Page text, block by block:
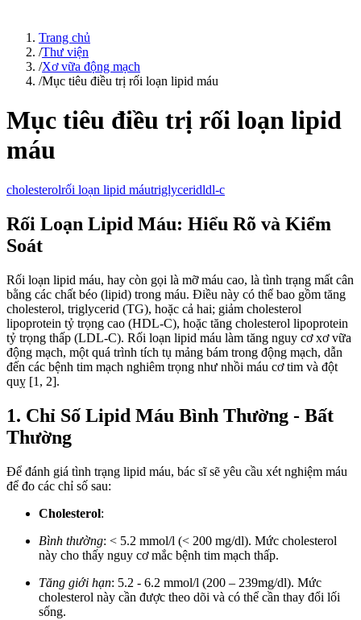
Trang chủ
/Thư viện
/Xơ vữa động mạch
/Mục tiêu điều trị rối loạn lipid máu
Mục tiêu điều trị rối loạn lipid
máu
cholesterolrối loạn lipid máutriglyceridldl-c
Rối Loạn Lipid Máu: Hiểu Rõ và Kiểm
Soát
Rối loạn lipid máu, hay còn gọi là mỡ máu cao, là tình trạng mất cân
bằng các chất béo (lipid) trong máu. Điều này có thể bao gồm tăng
cholesterol, triglycerid (TG), hoặc cả hai; giảm cholesterol
lipoprotein tỷ trọng cao (HDL-C), hoặc tăng cholesterol lipoprotein
tỷ trọng thấp (LDL-C). Rối loạn lipid máu làm tăng nguy cơ xơ vữa
động mạch, một quá trình tích tụ mảng bám trong động mạch, dẫn
đến các bệnh tim mạch nghiêm trọng như nhồi máu cơ tim và đột
quỵ [1, 2].
1. Chỉ Số Lipid Máu Bình Thường - Bất
Thường
Để đánh giá tình trạng lipid máu, bác sĩ sẽ yêu cầu xét nghiệm máu
để đo các chỉ số sau:
Cholesterol:
Bình thường: < 5.2 mmol/l (< 200 mg/dl). Mức cholesterol
này cho thấy nguy cơ mắc bệnh tim mạch thấp.
Tăng giới hạn: 5.2 - 6.2 mmol/l (200 – 239mg/dl). Mức
cholesterol này cần được theo dõi và có thể cần thay đổi lối
sống.